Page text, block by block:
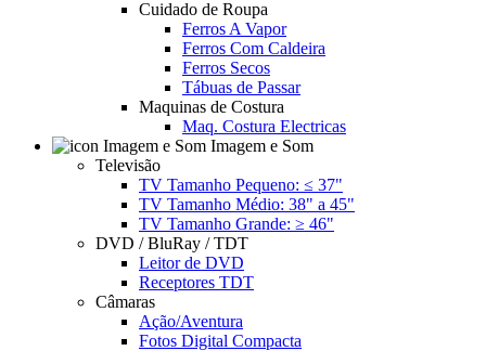
Cuidado de Roupa
Ferros A Vapor
Ferros Com Caldeira
Ferros Secos
Tábuas de Passar
Maquinas de Costura
Maq. Costura Electricas
Imagem e Som
Televisão
TV Tamanho Pequeno: ≤ 37"
TV Tamanho Médio: 38" a 45"
TV Tamanho Grande: ≥ 46"
DVD / BluRay / TDT
Leitor de DVD
Receptores TDT
Câmaras
Ação/Aventura
Fotos Digital Compacta